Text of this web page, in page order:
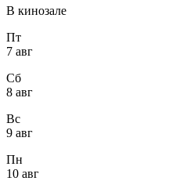
В кинозале
Пт
7 авг
Сб
8 авг
Вс
9 авг
Пн
10 авг